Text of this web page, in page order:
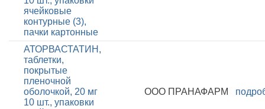
ячейковые
контурные (3),
пачки картонные
АТОРВАСТАТИН,
таблетки,
покрытые
пленочной
оболочкой, 20 мг
10 шт., упаковки
ООО ПРАНАФАРМ